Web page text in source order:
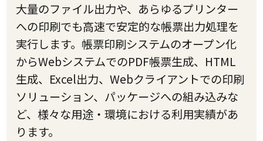
大量のファイル出力や、あらゆるプリンター
への印刷でも高速で安定的な帳票出力処理を
実行します。帳票印刷システムのオープン化
からWebシステムでのPDF帳票生成、HTML
生成、Excel出力、Webクライアントでの印刷
ソリューション、パッケージへの組み込みな
ど、様々な用途・環境における利用実績があ
ります。